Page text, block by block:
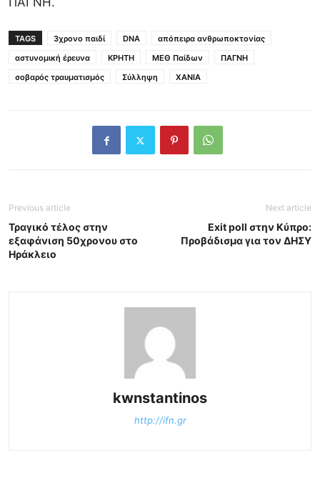
TAGS 3χρονο παιδί DNA
απόπειρα ανθρωποκτονίας
αστυνομική έρευνα
ΚΡΗΤΗ ΜΕΘ Παίδων
ΠΑΓΝΗ
σοβαρός τραυματισμός
Σύλληψη ΧΑΝΙΑ
Previous article
Τραγικό τέλος στην
εξαφάνιση 50χρονου στο
Ηράκλειο
Next article
Exit poll στην Κύπρο:
Προβάδισμα για τον ΔΗΣΥ
kwnstantinos
http://ifn.gr